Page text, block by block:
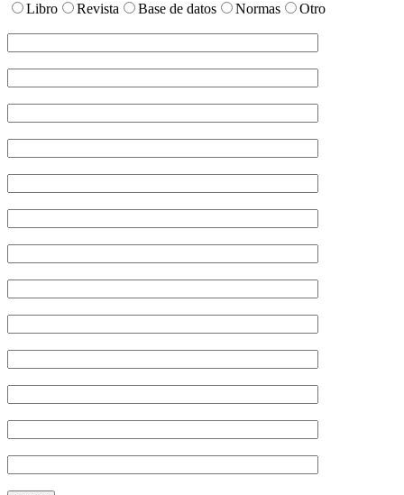
Libro
Revista Base de datos Normas Otro